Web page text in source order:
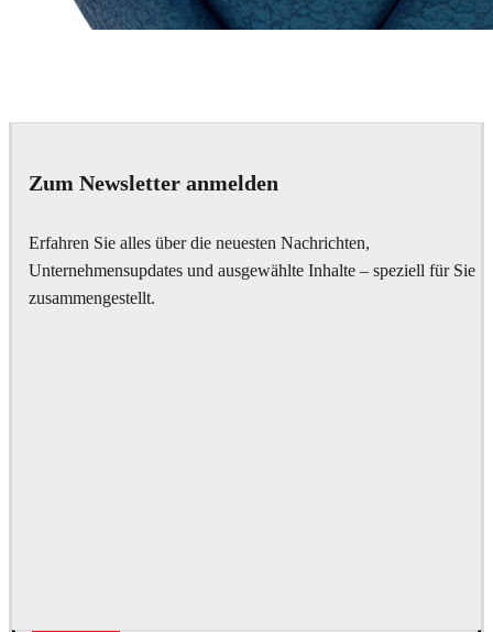
Zum Newsletter anmelden
Erfahren Sie alles über die neuesten Nachrichten,
Unternehmensupdates und ausgewählte Inhalte – speziell für Sie
zusammengestellt.